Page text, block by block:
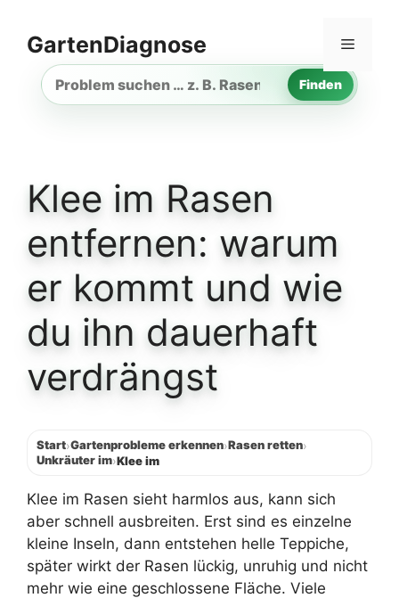
Inhalt
springen
GartenDiagnose Menü
Gartenproblem
Finden
Klee im Rasen
entfernen: warum
er kommt und wie
du ihn dauerhaft
verdrängst
Start›Gartenprobleme erkennen›Rasen retten›
Unkräuter im›Klee im
Klee im Rasen sieht harmlos aus, kann sich
aber schnell ausbreiten. Erst sind es einzelne
kleine Inseln, dann entstehen helle Teppiche,
später wirkt der Rasen lückig, unruhig und nicht
mehr wie eine geschlossene Fläche. Viele